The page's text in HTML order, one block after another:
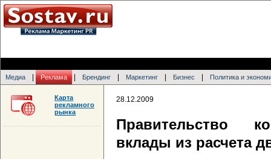
Медиа Реклама Брендинг Маркетинг Бизнес Политика и
28.12.2009
Правительство
вклады из расчета
Карта
рекламного
рынка